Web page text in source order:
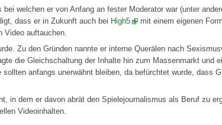
bei welchen er von Anfang an fester Moderator war (unter
dass er in Zukunft auch bei High5
mit einem eigenen
Video auftauchen.
Zu den Gründen nannte er interne Querälen nach
die Gleichschaltung der Inhalte hin zum Massenmarkt und
anfangs unerwähnt bleiben, da befürchtet wurde, dass
in dem er davon abrät den Spielejournalismus als Beruf zu
Videoinhalten.